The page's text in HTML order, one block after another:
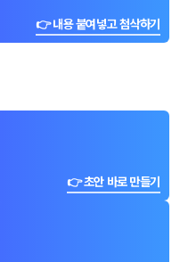
👉 내용 붙여넣고 첨삭하기
👉 초안 바로 만들기